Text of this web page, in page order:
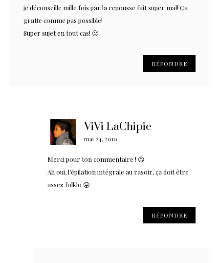
je déconseille mille fois par la repousse fait super mal! Ça
gratte comme pas possible!
Super sujet en tout cas! 🙂
RÉPONDRE
ViVi LaChipie
mai 24, 2010
Merci pour ton commentaire ! 😉
Ah oui, l’épilation intégrale au rasoir, ça doit être
assez folklo 😛
RÉPONDRE